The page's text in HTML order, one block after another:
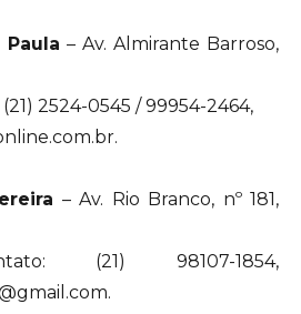
– Av. Almirante Barroso,
2524-0545 / 99954-2464,
– Av. Rio Branco, nº 181,
(21) 98107-1854,